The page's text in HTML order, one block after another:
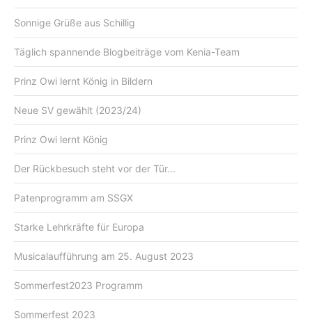
Sonnige Grüße aus Schillig
Täglich spannende Blogbeiträge vom Kenia-Team
Prinz Owi lernt König in Bildern
Neue SV gewählt (2023/24)
Prinz Owi lernt König
Der Rückbesuch steht vor der Tür...
Patenprogramm am SSGX
Starke Lehrkräfte für Europa
Musicalaufführung am 25. August 2023
Sommerfest2023 Programm
Sommerfest 2023